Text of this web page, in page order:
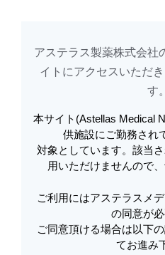
アステラスメディカルネットでは、利
Cookieを利用してアクセスデータを
電子添文改訂のお
ターとプログラフ
アステラス製薬株式会社
イトに​アクセスいただ
す。​
本サイト(Astellas Medical
供施設にご勤務され
対象としています。該当
用いただけませんので
ご利用にはアステラスメ
の同意が必
ご同意頂ける場合は以下
てお進み